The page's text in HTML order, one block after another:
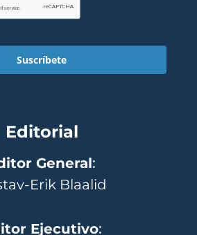
Suscríbete
Editorial
General:
Erik Blaalid
Ejecutivo: